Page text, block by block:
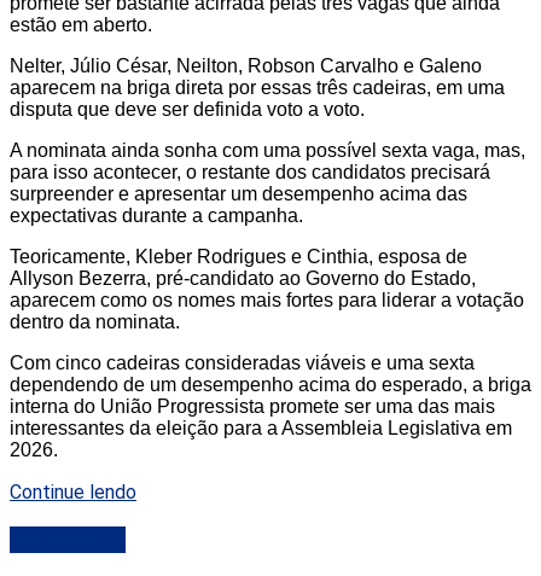
estão em aberto.
Nelter, Júlio César, Neilton, Robson Carvalho e Galeno
aparecem na briga direta por essas três cadeiras, em uma
disputa que deve ser definida voto a voto.
A nominata ainda sonha com uma possível sexta vaga, mas,
para isso acontecer, o restante dos candidatos precisará
surpreender e apresentar um desempenho acima das
expectativas durante a campanha.
Teoricamente, Kleber Rodrigues e Cinthia, esposa de
Allyson Bezerra, pré-candidato ao Governo do Estado,
aparecem como os nomes mais fortes para liderar a votação
dentro da nominata.
Com cinco cadeiras consideradas viáveis e uma sexta
dependendo de um desempenho acima do esperado, a briga
interna do União Progressista promete ser uma das mais
interessantes da eleição para a Assembleia Legislativa em
2026.
Continue lendo